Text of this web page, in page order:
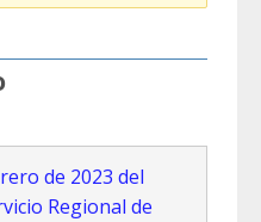
de 2023 del
Regional de